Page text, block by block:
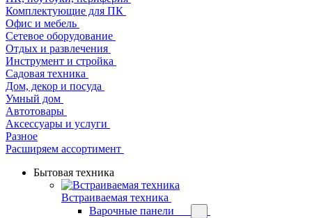
Комплектующие для ПК
Офис и мебель
Сетевое оборудование
Отдых и развлечения
Инструмент и стройка
Садовая техника
Дом, декор и посуда
Умный дом
Автотовары
Аксессуары и услуги
Разное
Расширяем ассортимент
Бытовая техника
Встраиваемая техника
Варочные панели